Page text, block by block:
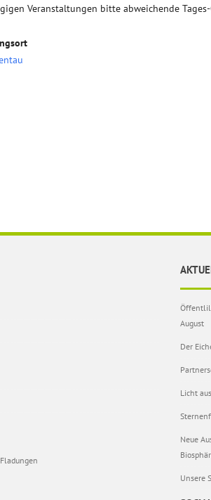
Veranstaltungen bitte abweichende
August
Der
Licht
Neue
Unsere